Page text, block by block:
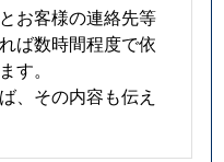
お客様の連絡先等
ば数時間程度で依
す。
、その内容も伝え